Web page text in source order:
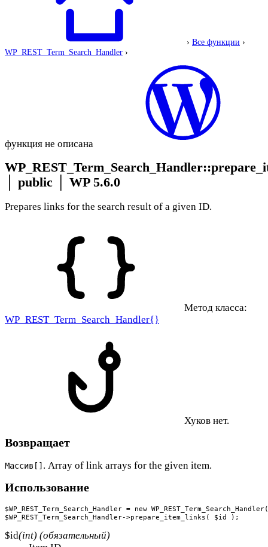
› Все функции ›
WP_REST_Term_Search_Handler ›
функция не описана
public WP 5.6.0
Prepares links for the search result of a given ID.
Метод класса:
WP_REST_Term_Search_Handler{}
Хуков нет.
Возвращает
Массив[] . Array of link arrays for the given item.
Использование
$WP_REST_Term_Search_Handler = new
$WP_REST_Term_Search_Handler->prepare_item_links( $id );
$id(int) (обязательный)